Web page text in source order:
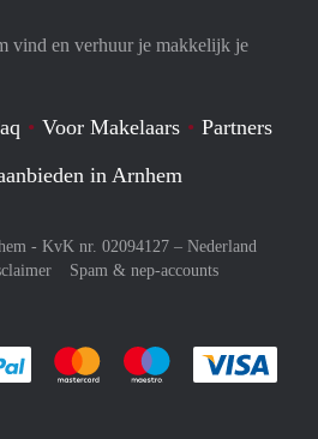
vind en verhuur je makkelijk je
Voor Makelaars
Partners
in Arnhem
- KvK nr. 02094127 – Nederland
Spam & nep-accounts
Je rekent gemakkelijk af met Paypal
Je rekent gemakkelijk af met
Je rekent